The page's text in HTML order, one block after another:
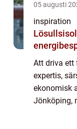
05 augusti
inspiration
Att driva ett
expertis,
ekonomisk
Jönköping,